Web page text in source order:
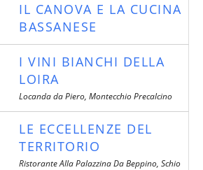
IL CANOVA E LA CUCINA
BASSANESE
I VINI BIANCHI DELLA
LOIRA
Locanda da Piero, Montecchio Precalcino
LE ECCELLENZE DEL
TERRITORIO
Ristorante Alla Palazzina Da Beppino, Schio